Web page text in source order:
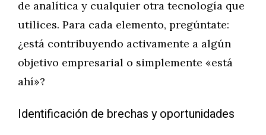
de analítica y cualquier otra tecnología que
utilices. Para cada elemento, pregúntate:
¿está contribuyendo activamente a algún
objetivo empresarial o simplemente «está
ahí»?
Identificación de brechas y oportunidades